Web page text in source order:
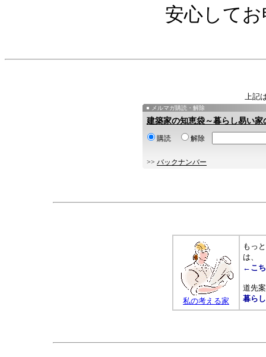
安心して
上記
メルマガ購読・解除
建築家の知恵袋～暮らし易い家
購読 解除
>> バックナンバー
私の考える家
もっ
は、
←こ
道先
暮ら